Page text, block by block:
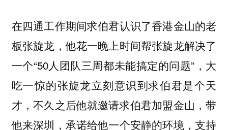
在四通工作期间求伯君认识了香港金山的老
板张旋龙，他花一晚上时间帮张旋龙解决了
一个“50人团队三周都未能搞定的问题”，大
吃一惊的张旋龙立刻意识到求伯君是个天
才，不久之后他就邀请求伯君加盟金山，带
他来深圳，承诺给他一个安静的环境，支持